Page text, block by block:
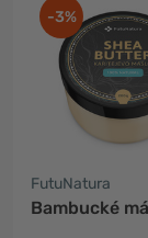
-3%
FutuNatura
Bambucké